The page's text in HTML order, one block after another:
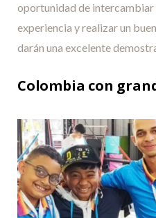
oportunidad de
experiencia y realizar un
darán una excelente
Colombia con